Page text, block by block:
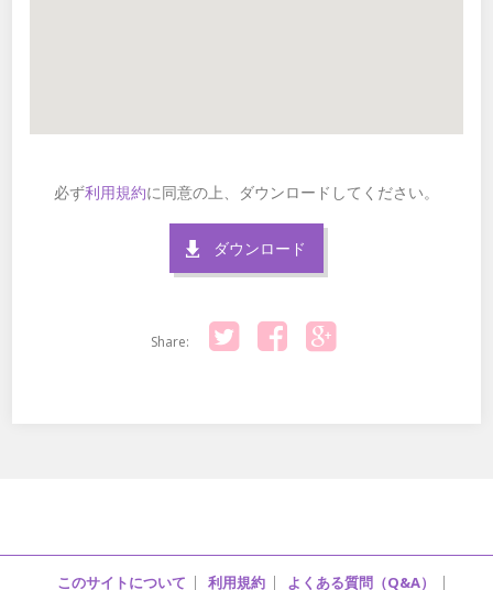
必ず利用規約に同意の上、ダウンロードしてください。
ダウンロード
Share:
このサイトについて 利用規約 よくある質問（Q&A）